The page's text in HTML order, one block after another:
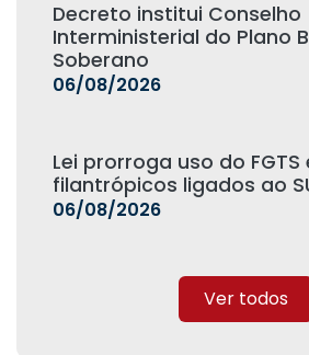
Decreto institui Conselho
Interministerial do Plano
Soberano
06/08/2026
Lei prorroga uso do
filantrópicos ligados ao
06/08/2026
Ver todos